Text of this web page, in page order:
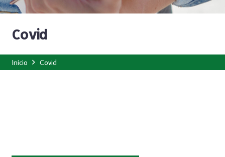
Covid
Inicio Covid